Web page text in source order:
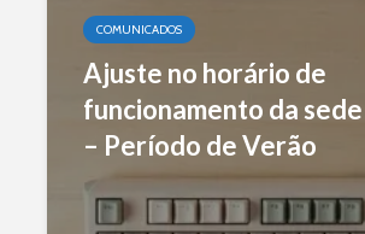
A Feira de Sant’Iago
volta!
COMUNICADOS
Ajuste no horário de
funcionamento da sede
– Período de Verão